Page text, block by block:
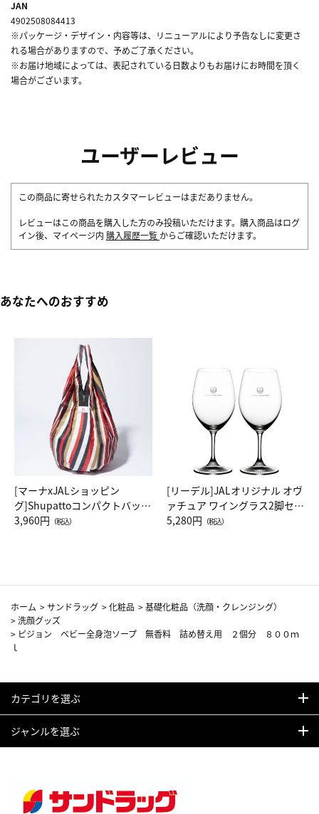
JAN
4902508084413
※パッケージ・デザイン・内容等は、リニューアルにより予告なしに変更さ
れる場合がありますので、予めご了承ください。
※お届け地域によっては、表記されている日数よりもお届けにお時間を頂く
場合がございます。
ユーザーレビュー
この商品に寄せられたカスタマーレビューはまだありません。
レビューはこの商品を購入した方のみ投稿いただけます。購入商品はログ
イン後、マイページ内 購入履歴一覧 からご確認いただけます。
あなたへのおすすめ
[マーナxJALショッピン
グ]Shupattoコンパクトバッグ
Drop JAL客室乗務員（LC）ス
3,960円 （税込）
[リーデル]JALオリジナル オヴ
ァチュア ワイングラス2脚セッ
ト（レッドワイン）
5,280円 （税込）
ホーム >サンドラッグ >化粧品 >基礎化粧品（洗顔・クレンジング）
>洗顔グッズ
> ピジョン ベビー全身泡ソープ 無香料 詰め替え用 ２個分 ８００ｍ
ｌ
カテゴリを選ぶ
ジャンルを選ぶ